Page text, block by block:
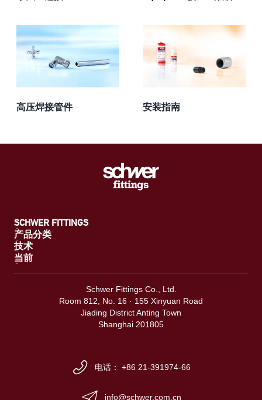
高压焊接管件 安装指南
SCHWER FITTINGS
产品分类
技术
当前
Schwer Fittings Co., Ltd.
Room 812, No. 16 · 155 Xinyuan Road
Jiading District Anting Town
Shanghai 201805
电话： +86 21-391974-66
info@schwer.com.cn